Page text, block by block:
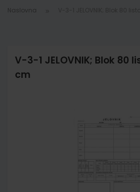
Naslovna
V-3-1 JELOVNIK; Blok 80
cm